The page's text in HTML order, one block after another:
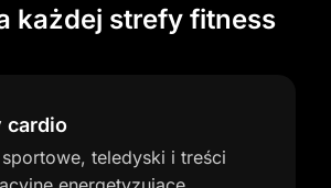
każdej strefy fitness
cardio
teledyski i treści